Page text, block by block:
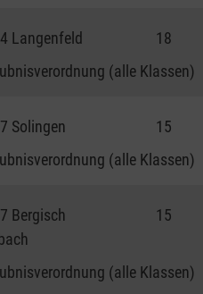
Langenfeld 18
(alle Klassen)
Solingen 15
(alle Klassen)
Bergisch
15
(alle Klassen)